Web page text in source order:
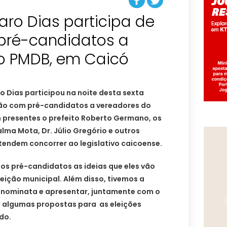
Dias participa de
candidatos a
Dias participou na noite desta sexta
com pré-candidatos a vereadores do
presentes o prefeito Roberto Germano, os
Mota, Dr. Júlio Gregório e outros
concorrer ao legislativo caicoense.
pré-candidatos as ideias que eles vão
municipal. Além disso, tivemos a
e apresentar, juntamente com o
propostas para as eleições